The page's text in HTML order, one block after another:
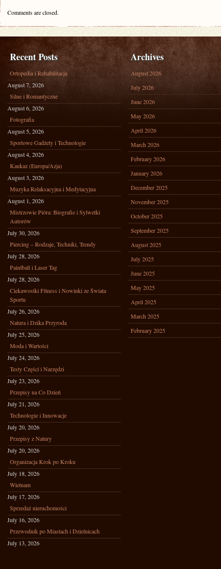
Comments are closed.
Recent Posts
Ortopedia i Rehabilitacja
August 7, 2026
Silne i Romantyczne
August 6, 2026
Fotografia
August 5, 2026
Sportowe Gadżety i Technologie
August 4, 2026
Kaukaz (Europa/Azja)
August 3, 2026
Muzyka Relaksacyjna i Medytacyjna
August 1, 2026
Mistrzowie Pióra: Biografie i Sylwetki
Autorów
July 30, 2026
Piercing – Rodzaje, Techniki, Trendy
July 28, 2026
Paintball i Laser Tag
July 28, 2026
Ciekawostki Fitness i Nowinki ze Świata
Sportu
July 26, 2026
Natura i Dzika Przyroda
July 25, 2026
Moda i Wartości
July 24, 2026
Testy Części i Narzędzi
July 23, 2026
Przepisy na Co Dzień
July 21, 2026
Technologie i Innowacje
July 20, 2026
Przepisy z Natury
July 20, 2026
Organizacja Krok po Kroku
July 18, 2026
Wietnam
July 17, 2026
Sprzedaż nieruchomości
July 16, 2026
Przewodnik po Miastach i Dzielnicach
July 13, 2026
Archives
August 2026
July 2026
June 2026
May 2026
April 2026
March 2026
February 2026
January 2026
December 2025
November 2025
October 2025
September 2025
August 2025
July 2025
June 2025
May 2025
April 2025
March 2025
February 2025